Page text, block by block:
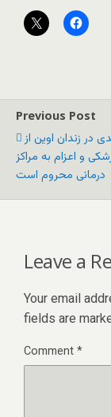
Previous Post
در زندان اوین از
و اعزام به مراکز
درمانی محروم است
Leave a
Your email
fields are
Comment*